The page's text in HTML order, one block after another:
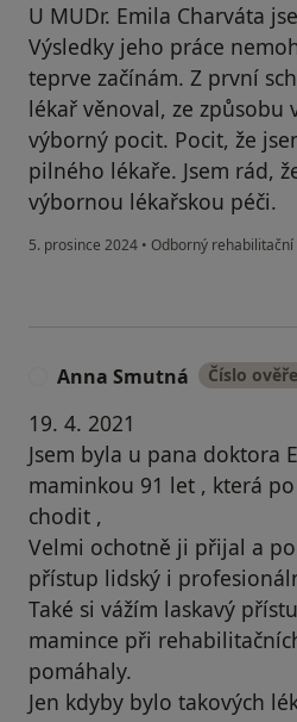
U MUDr. Emila Charváta
Výsledky jeho práce
teprve začínám. Z první
lékař věnoval, ze způsobu
výborný pocit. Pocit, že
pilného lékaře. Jsem rád,
výbornou lékařskou péči.
5. prosince 2024 • Odborný
Anna Smutná Číslo
19. 4. 2021
Jsem byla u pana doktora
maminkou 91 let , která
chodit ,
Velmi ochotně ji přijal a
přístup lidský i
Také si vážím laskavý
mamince při
pomáhaly.
Jen kdyby bylo takových